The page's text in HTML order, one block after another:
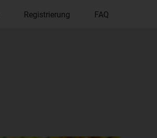
Registrierung FAQ